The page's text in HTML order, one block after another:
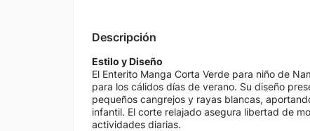
Descripción
Estilo y Diseño
El Enterito Manga Corta Verde para niño de
para los cálidos días de verano. Su diseño
pequeños cangrejos y rayas blancas,
infantil. El corte relajado asegura libertad de
actividades diarias.